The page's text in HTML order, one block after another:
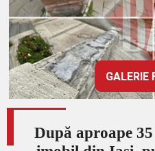
GALERIE
După aproape